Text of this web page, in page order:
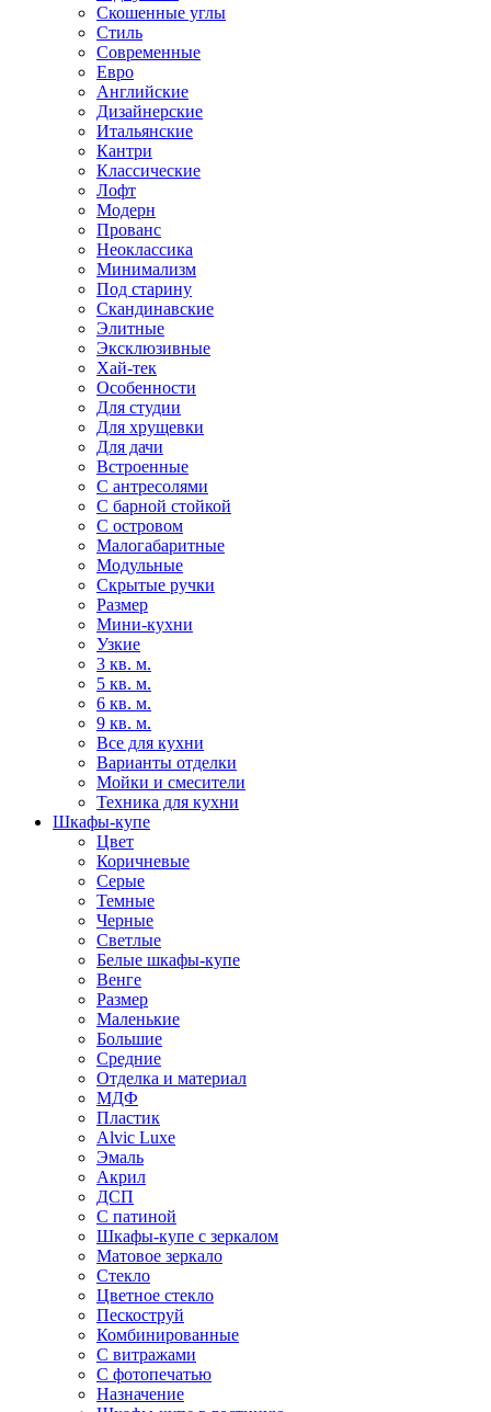
Скошенные углы
Стиль
Современные
Евро
Английские
Дизайнерские
Итальянские
Кантри
Классические
Лофт
Модерн
Прованс
Неоклассика
Минимализм
Под старину
Скандинавские
Элитные
Эксклюзивные
Хай-тек
Особенности
Для студии
Для хрущевки
Для дачи
Встроенные
С антресолями
С барной стойкой
С островом
Малогабаритные
Модульные
Скрытые ручки
Размер
Мини-кухни
Узкие
3 кв. м.
5 кв. м.
6 кв. м.
9 кв. м.
Все для кухни
Варианты отделки
Мойки и смесители
Техника для кухни
Шкафы-купе
Цвет
Коричневые
Серые
Темные
Черные
Светлые
Белые шкафы-купе
Венге
Размер
Маленькие
Большие
Средние
Отделка и материал
МДФ
Пластик
Alvic Luxe
Эмаль
Акрил
ДСП
С патиной
Шкафы-купе с зеркалом
Матовое зеркало
Стекло
Цветное стекло
Пескоструй
Комбинированные
С витражами
С фотопечатью
Назначение